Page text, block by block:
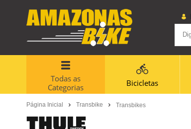
Todas as
Categorias
Bicicletas
Página Inicial Transbike Transbikes